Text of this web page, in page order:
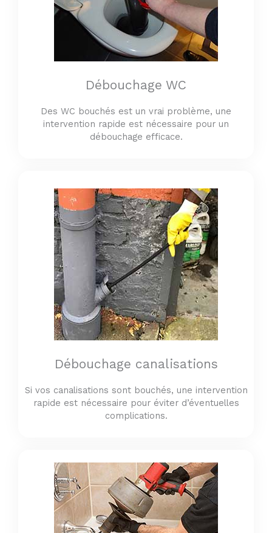
Débouchage WC
Des WC bouchés est un vrai problème, une
intervention rapide est nécessaire pour un
débouchage efficace.
Débouchage canalisations
Si vos canalisations sont bouchés, une intervention
rapide est nécessaire pour éviter d’éventuelles
complications.